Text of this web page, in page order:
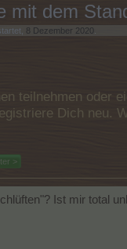
mit dem
8 Dezember 2020
teilnehmen oder
Dich neu.
>
Ist mir total